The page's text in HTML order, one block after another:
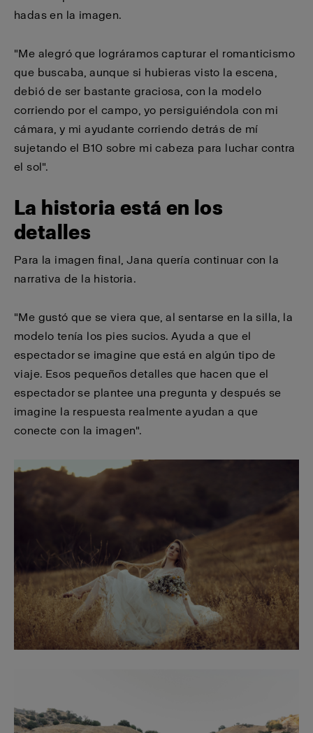
hadas en la imagen.
"Me alegró que lográramos capturar el romanticismo
que buscaba, aunque si hubieras visto la escena,
debió de ser bastante graciosa, con la modelo
corriendo por el campo, yo persiguiéndola con mi
cámara, y mi ayudante corriendo detrás de mí
sujetando el B10 sobre mi cabeza para luchar contra
el sol".
La historia está en los
detalles
Para la imagen final, Jana quería continuar con la
narrativa de la historia.
"Me gustó que se viera que, al sentarse en la silla, la
modelo tenía los pies sucios. Ayuda a que el
espectador se imagine que está en algún tipo de
viaje. Esos pequeños detalles que hacen que el
espectador se plantee una pregunta y después se
imagine la respuesta realmente ayudan a que
conecte con la imagen".